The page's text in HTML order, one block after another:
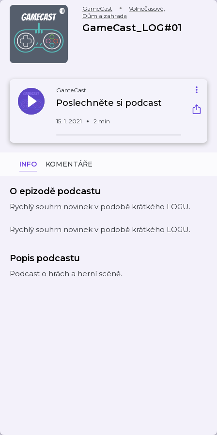
GameCast Volnočasové,
Dům a zahrada
GameCast_LOG#01
GameCast
Poslechněte si podcast
15. 1. 2021 2 min
INFO KOMENTÁŘE
O epizodě podcastu
Rychlý souhrn novinek v podobě krátkého LOGU.
Rychlý souhrn novinek v podobě krátkého LOGU.
Popis podcastu
Podcast o hrách a herní scéně.